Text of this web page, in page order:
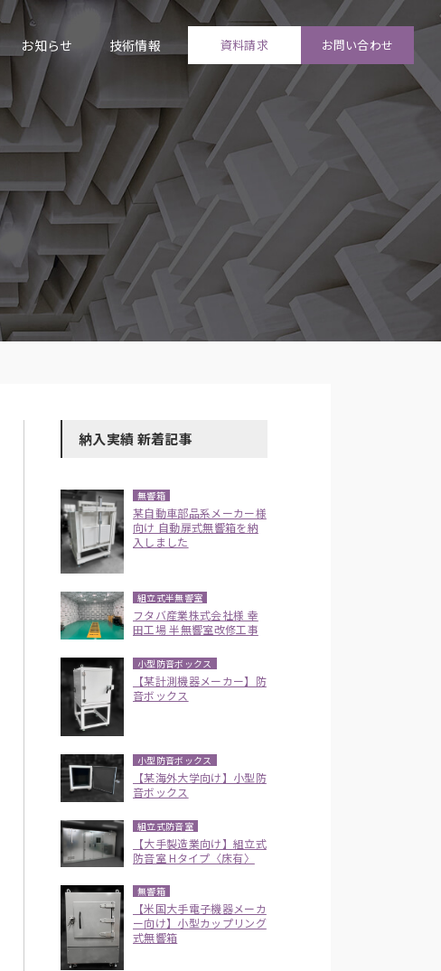
お知らせ 技術情報 資料請求 お問い合わせ
納入実績 新着記事
無響箱
某自動車部品系メーカー様
向け 自動扉式無響箱を納
入しました
組立式半無響室
フタバ産業株式会社様 幸
田工場 半無響室改修工事
小型防音ボックス
【某計測機器メーカー】防
音ボックス
小型防音ボックス
【某海外大学向け】小型防
音ボックス
組立式防音室
【大手製造業向け】組立式
防音室 Hタイプ〈床有〉
無響箱
【米国大手電子機器メーカ
ー向け】小型カップリング
式無響箱